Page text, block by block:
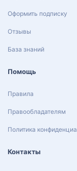
Оформить подписку
Отзывы
База знаний
Помощь
Правила
Правообладателям
Политика
Контакты